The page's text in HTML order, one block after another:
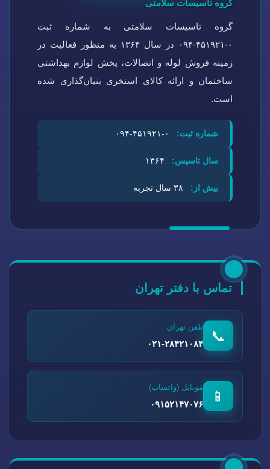
گروه تاسیسات سلامتی
گروه تاسیسات سلامتی به شماره ثبت
۰-۴۵۱۹۲۱-۰۹۴ در سال ۱۳۶۴ به منظور فعالیت در
زمینه فروش لوله و اتصالات، پخش لوازم بهداشتی
ساختمان و ارائه کالای استخری بنیان‌گذاری شده
است.
شماره ثبت:
سال تاسیس:
بیش از:
تماس با دفتر تهران
📞
تلفن تهران
۰۲۱-۲۸۴۲۱۰۸۴
📱
موبایل (واتساپ)
۰۹۱۵۲۱۴۷۰۷۶